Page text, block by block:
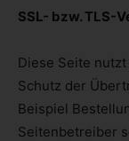
SSL- bzw. TLS-
Diese Seite
Schutz der
Beispiel
Seitenbetreiber